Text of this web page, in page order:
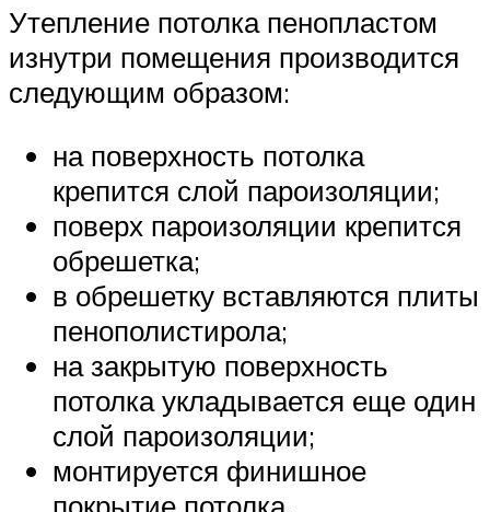
Утепление потолка пенопластом
изнутри помещения производится
следующим образом:
на поверхность потолка
крепится слой пароизоляции;
поверх пароизоляции крепится
обрешетка;
в обрешетку вставляются плиты
пенополистирола;
на закрытую поверхность
потолка укладывается еще один
слой пароизоляции;
монтируется финишное
покрытие потолка.